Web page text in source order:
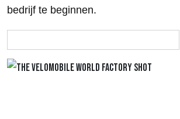
bedrijf te beginnen.